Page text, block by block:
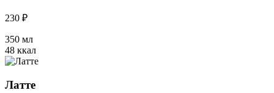
230 ₽
350 мл
48 ккал
Латте